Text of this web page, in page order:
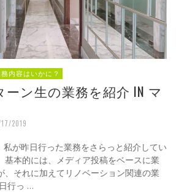
内容はいかに？
ン生の業務を紹介 IN マ
2019
が昨日行った業務をさらっと紹介してい
本的には、メディア投稿をベースに業
、それに加えてリノベーション関連の業
行っ …